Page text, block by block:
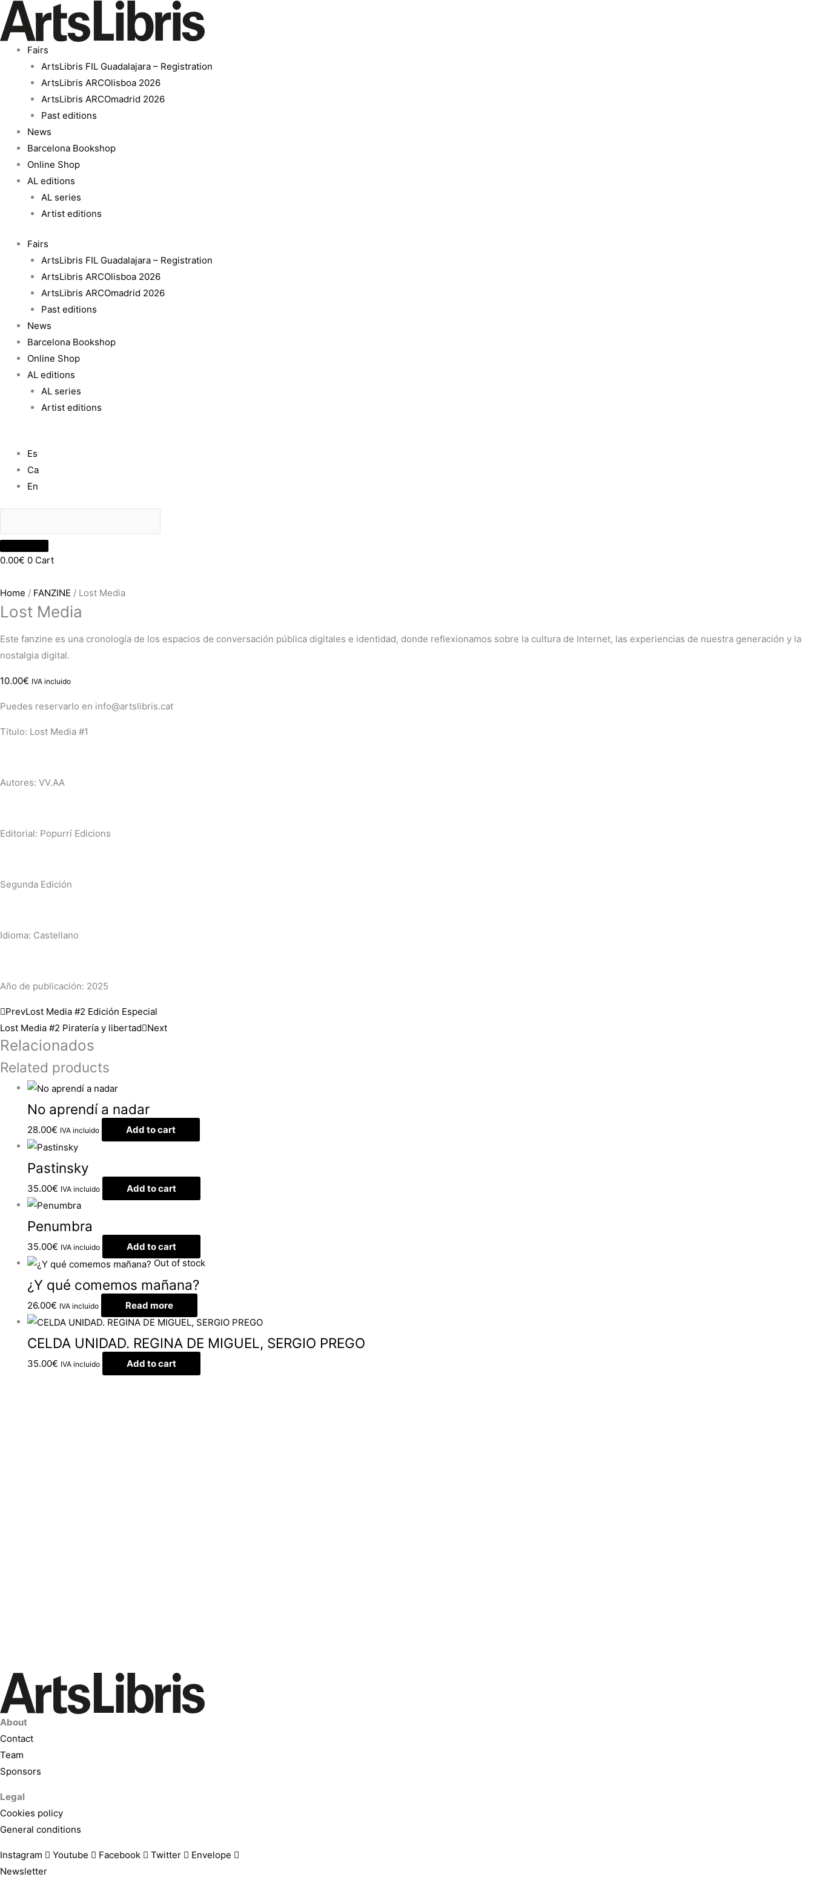
Skip
to
content
Fairs
ArtsLibris FIL Guadalajara – Registration
ArtsLibris ARCOlisboa 2026
ArtsLibris ARCOmadrid 2026
Past editions
News
Barcelona Bookshop
Online Shop
AL editions
AL series
Artist editions
Fairs
ArtsLibris FIL Guadalajara – Registration
ArtsLibris ARCOlisboa 2026
ArtsLibris ARCOmadrid 2026
Past editions
News
Barcelona Bookshop
Online Shop
AL editions
AL series
Artist editions
Es
Ca
En
0.00€ 0 Cart
Home / FANZINE / Lost Media
Lost Media
Este fanzine es una cronología de los espacios de conversación pública digitales e identidad, donde reflexionamos sobre la cultura de Internet, las experiencias de nuestra generación y la
nostalgia digital.
10.00€ IVA incluido
Puedes reservarlo en info@artslibris.cat
Título: Lost Media #1
Autores: VV.AA
Editorial: Popurrí Edicions
Segunda Edición
Idioma: Castellano
Año de publicación: 2025
PrevLost Media #2 Edición Especial
Lost Media #2 Piratería y libertad Next
Relacionados
Related products
No aprendí a nadar
28.00€ IVA incluido Add to cart
Pastinsky
35.00€ IVA incluido Add to cart
Penumbra
35.00€ IVA incluido
Add to cart
Out of stock
¿Y qué comemos mañana?
26.00€ IVA incluido Read more
CELDA UNIDAD. REGINA DE MIGUEL, SERGIO PREGO
35.00€ IVA incluido Add to cart
About
Contact
Team
Sponsors
Legal
Cookies policy
General conditions
Instagram Youtube Facebook Twitter
Envelope
Newsletter